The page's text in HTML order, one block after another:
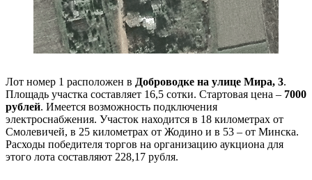
Лот номер 1 расположен в Доброводке на улице Мира, 3.
Площадь участка составляет 16,5 сотки. Стартовая цена – 7000
рублей. Имеется возможность подключения
электроснабжения. Участок находится в 18 километрах от
Смолевичей, в 25 километрах от Жодино и в 53 – от Минска.
Расходы победителя торгов на организацию аукциона для
этого лота составляют 228,17 рубля.